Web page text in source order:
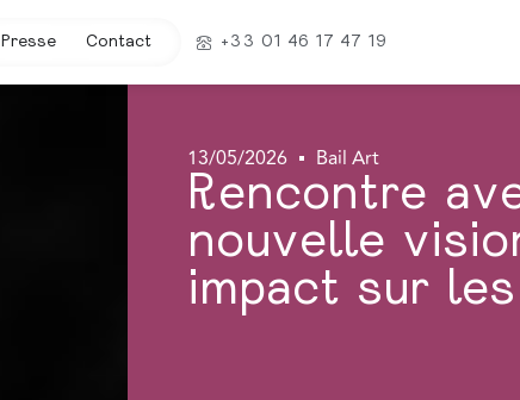
Presse Contact +33 01 46 17 47 19
13/05/2026 Bail Art
Rencontre
nouvelle
impact sur